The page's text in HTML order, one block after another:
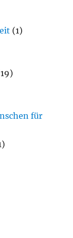
(1)
für